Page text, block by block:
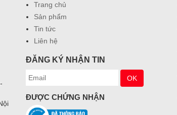
Trang chủ
Sản phẩm
Tin tức
Liên hệ
ĐĂNG KÝ NHẬN TIN
ĐƯỢC CHỨNG NHẬN